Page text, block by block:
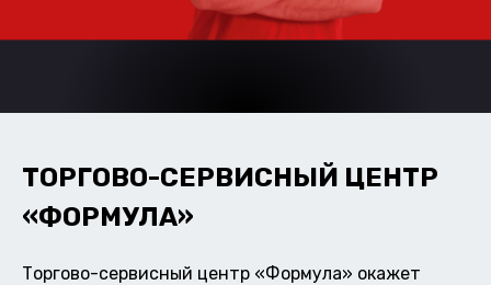
ТОРГОВО-СЕРВИСНЫЙ ЦЕНТР
«ФОРМУЛА»
Торгово-сервисный центр «Формула» окажет